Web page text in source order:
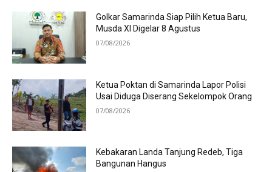
Golkar Samarinda Siap Pilih Ketua Baru,
Musda XI Digelar 8 Agustus
07/08/2026
Ketua Poktan di Samarinda Lapor Polisi
Usai Diduga Diserang Sekelompok Orang
07/08/2026
Kebakaran Landa Tanjung Redeb, Tiga
Bangunan Hangus